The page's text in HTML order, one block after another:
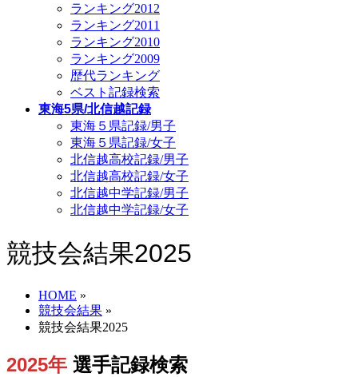
ランキング2012
ランキング2011
ランキング2010
ランキング2009
歴代ランキング
ベスト記録検索
東海5県/北信越記録
東海５県記録/男子
東海５県記録/女子
北信越高校記録/男子
北信越高校記録/女子
北信越中学記録/男子
北信越中学記録/女子
競技会結果2025
HOME »
競技会結果 »
競技会結果2025
2025年 選手記録検索